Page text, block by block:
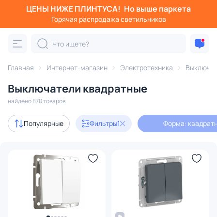
ЦЕНЫ НИЖЕ ПЛИНТУСА! Но выше паркета
Горячая распродажа светильников
Главная Интернет-магазин Электротехника
Выключатели квадратные
найдено 870 товаров
Популярные Фильтры1 Форма:
Фильтры
Категория:
диммеры
В наличии 706